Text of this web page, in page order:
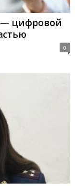
— цифровой
0